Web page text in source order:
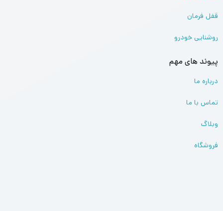
قفل فرمان
روشنایی خودرو
پیوند های مهم
درباره ما
تماس با ما
وبلاگ
فروشگاه